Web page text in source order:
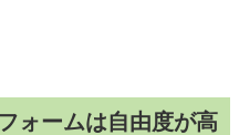
ォームは自由度が高